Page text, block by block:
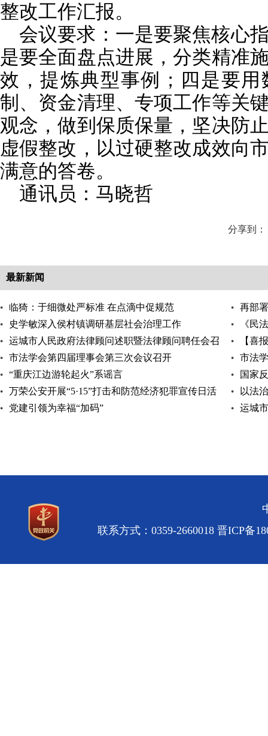
整改工作汇报。
会议要求：一是要聚焦核心
是要全面盘点进展，分类精准
效，提炼典型事例；四是要
制、资金清理、专项工作等关
观念，做到保质保量，坚决防
虚假整改，以过硬整改成效向
满意的答卷。
通讯员：马晓哲
分享到：
最新新闻
临猗：于细微处严标准 在点滴中促规范
再部
走实
史学敏深入侯村镇调研基层社会治理工作
《民
运城市人民政府法律顾问述职暨法律顾问聘任会召
开
【喜
公益诉
市法学会第四届理事会第三次会议召开
市法
“重庆江边游轮起火”系谣言
国家
万荣公安开展“5·15”打击和防范经济犯罪宣传日活
动
以法
党建引领为幸福“加码”
运城
联系方式：0359-2660018 晋ICP备